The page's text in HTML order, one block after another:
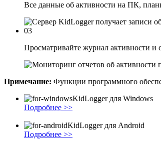
Все данные об активности на ПК,
03
Просматривайте журнал активности и
Примечание: Функции программного
KidLogger для Windows
Подробнее >>
KidLogger для Android
Подробнее >>